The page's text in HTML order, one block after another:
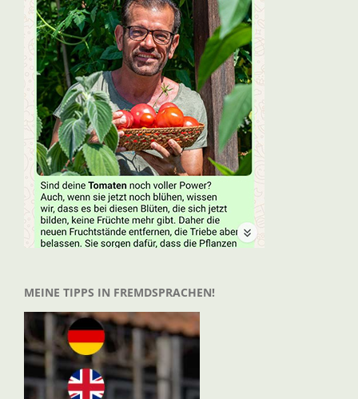
MEINE TIPPS IN FREMDSPRACHEN!